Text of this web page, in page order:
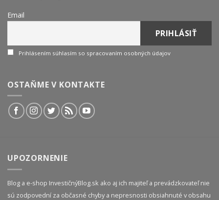
Email
Prihlásením súhlasím so spracovaním osobných údajov
OSTAŇME V KONTAKTE
UPOZORNENIE
Blog a e-shop InvestičnýBlog.sk ako aj ich majiteľ a prevádzkovateľ nie
sú zodpovední za občasné chyby a nepresnosti obsiahnuté v obsahu